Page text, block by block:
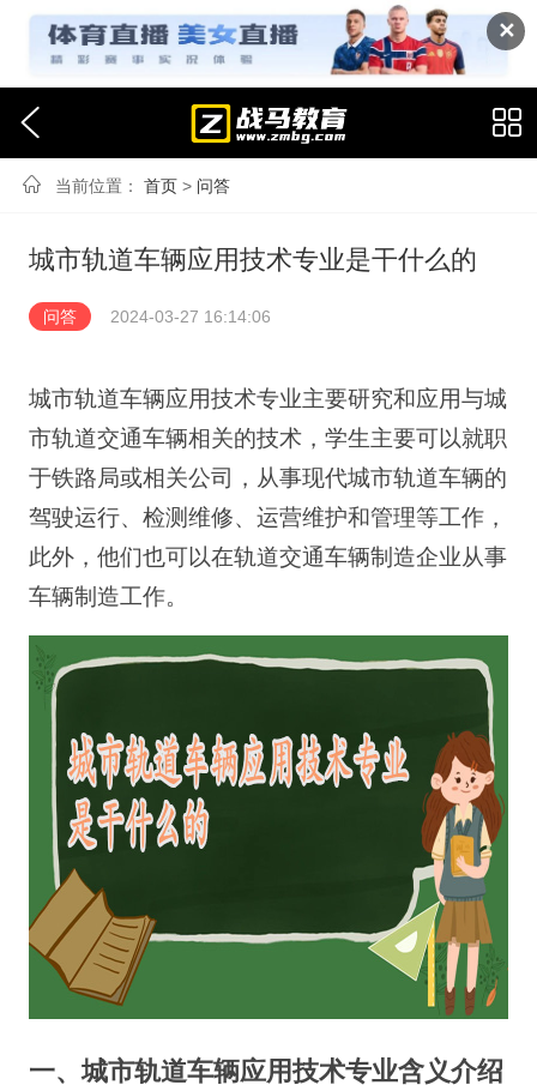
✕
当前位置：首页 > 问答
城市轨道车辆应用技术专业是干什么的
问答 2024-03-27 16:14:06
城市轨道车辆应用技术专业主要研究和应用与城
市轨道交通车辆相关的技术，学生主要可以就职
于铁路局或相关公司，从事现代城市轨道车辆的
驾驶运行、检测维修、运营维护和管理等工作，
此外，他们也可以在轨道交通车辆制造企业从事
车辆制造工作。
一、城市轨道车辆应用技术专业含义介绍